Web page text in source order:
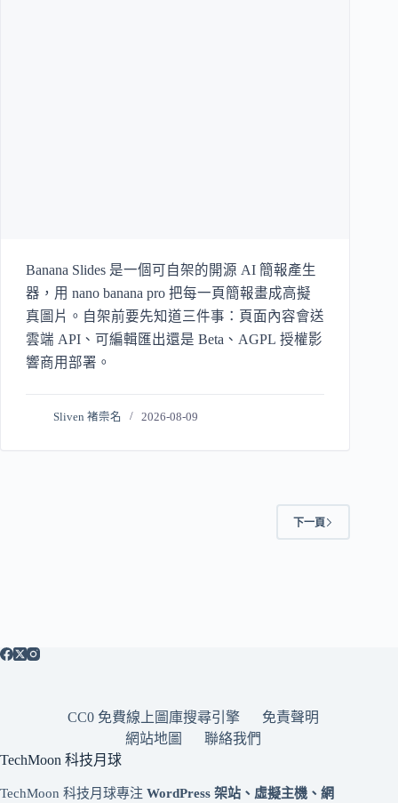
Banana Slides 是一個可自架的開源 AI 簡報產生
器，用 nano banana pro 把每一頁簡報畫成高擬
真圖片。自架前要先知道三件事：頁面內容會送
雲端 API、可編輯匯出還是 Beta、AGPL 授權影
響商用部署。
Sliven 褚崇名 2026-08-09
下一頁
CC0 免費線上圖庫搜尋引擎
免責聲明
網站地圖
聯絡我們
TechMoon 科技月球
TechMoon 科技月球專注 WordPress 架站、虛擬主機、網